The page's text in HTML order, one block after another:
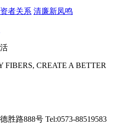
者关系 清廉新凤鸣
CREATE A BETTER
胜路888号 Tel:0573-88519583